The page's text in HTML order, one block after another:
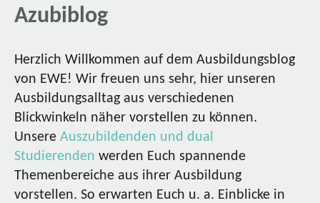
Azubiblog
Herzlich Willkommen auf dem Ausbildungsblog
von EWE! Wir freuen uns sehr, hier unseren
Ausbildungsalltag aus verschiedenen
Blickwinkeln näher vorstellen zu können.
Unsere Auszubildenden und dual
Studierenden werden Euch spannende
Themenbereiche aus ihrer Ausbildung
vorstellen. So erwarten Euch u. a. Einblicke in